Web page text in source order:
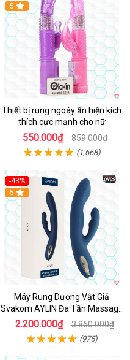
Hot
5
Thiết bị rung ngoáy ẩn hiện kích
thích cực mạnh cho nữ
550.000₫ 859.000₫
(1,668)
-43%
Hot
5
Máy Rung Dương Vật Giả
Svakom AYLIN Đa Tần Massage
Sướng
2.200.000₫ 3.860.000₫
(975)